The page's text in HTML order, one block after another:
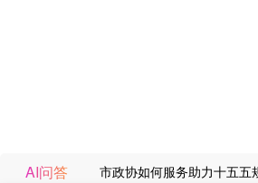
AI问答 市政协如何服务助力十五五